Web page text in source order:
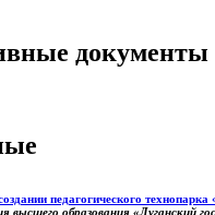
документы
педагогического
высшего образования «Луганский